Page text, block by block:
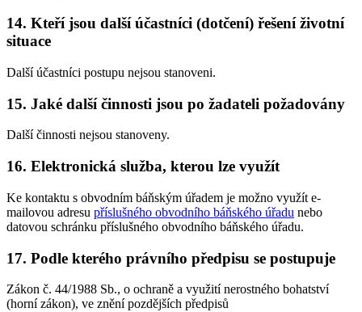
14. Kteří jsou další účastníci (dotčení) řešení životní
situace
Další účastníci postupu nejsou stanoveni.
15. Jaké další činnosti jsou po žadateli požadovány
Další činnosti nejsou stanoveny.
16. Elektronická služba, kterou lze využít
Ke kontaktu s obvodním báňským úřadem je možno využít e-
mailovou adresu příslušného obvodního báňského úřadu nebo
datovou schránku příslušného obvodního báňského úřadu.
17. Podle kterého právního předpisu se postupuje
Zákon č. 44/1988 Sb., o ochraně a využití nerostného bohatství
(horní zákon), ve znění pozdějších předpisů